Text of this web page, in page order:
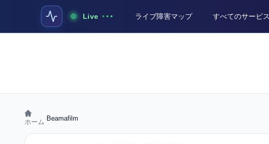
Live ライブ障害マップ すべてのサービ
ホーム Beamafilm